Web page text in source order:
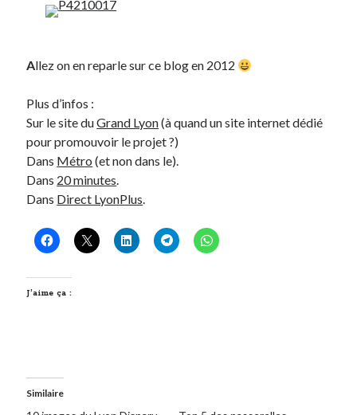
Humeur
Lyon à Livre Ouvert
Non classé
Parole de Follower
Patchwork
Photos
Post inutile
Proust
Sorties cuculturelles
Vidéos
Allez on en reparle sur ce blog en 2012
Plus d’infos :
Sur le site duGrand Lyon(à quand un site internet dédié
pour promouvoir le projet ?)
Dans Métro (et non dans le).
Dans 20 minutes.
Dans Direct LyonPlus.
J’aime ça :
Similaire